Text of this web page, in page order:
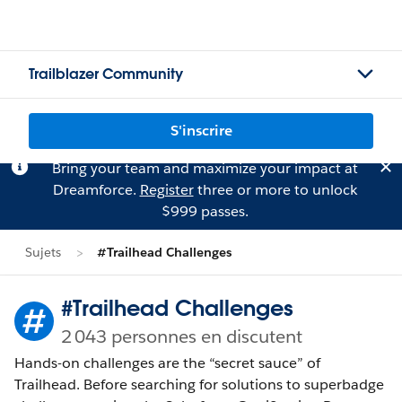
Trailblazer Community
S'inscrire
Bring your team and maximize your impact at
Dreamforce. Registerthree or more to unlock
$999 passes.
Sujets #Trailhead Challenges
#Trailhead Challenges
2 043 personnes en discutent
Hands-on challenges are the “secret sauce” of
Trailhead. Before searching for solutions to superbadge